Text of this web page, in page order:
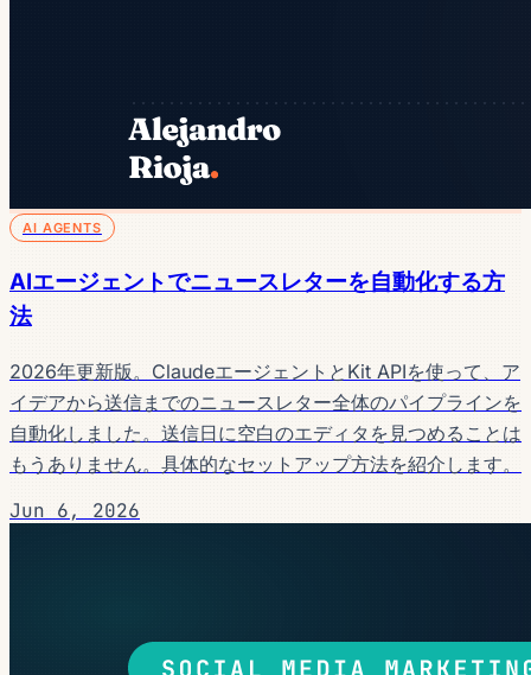
AI AGENTS
AIエージェントでニュースレターを自動化する方
法
2026年更新版。ClaudeエージェントとKit APIを使って、ア
イデアから送信までのニュースレター全体のパイプラインを
自動化しました。送信日に空白のエディタを見つめることは
もうありません。具体的なセットアップ方法を紹介します。
Jun 6, 2026